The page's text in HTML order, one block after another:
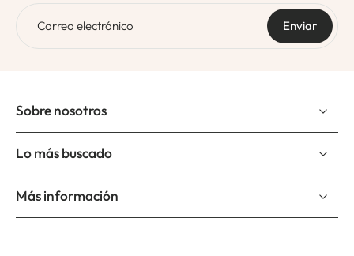
Correo electrónico Enviar
Sobre nosotros
Lo más buscado
Más información